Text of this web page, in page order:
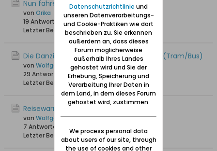
Nun fahre ich auch bald nach Danzig :-)
von Orika
19 Antworten
5.473 Hits0 Likes
Letzter Beitrag12.06.2025, 15:24
Die Danziger öffentlichen Verkehrsmittel (Tram/Bus)
von Wolfgang
29 Antworten
36.468 Hits 0 Likes
Letzter Beitrag
25.05.2025, 18:27
Reisewarnung / Fotografierverbot
von Wolfgang
7 Antworten
Letzter Beitrag
15.05.2025, 18:18
Datenschutzrichtlinie und
unseren Datenverarbeitungs-
und Cookie-Praktiken wie dort
beschrieben zu. Sie erkennen
außerdem an, dass dieses
Forum möglicherweise
außerhalb Ihres Landes
gehostet wird und Sie der
Erhebung, Speicherung und
Verarbeitung Ihrer Daten in
dem Land, in dem dieses Forum
gehostet wird, zustimmen.
We process personal data
about users of our site, through
the use of cookies and other